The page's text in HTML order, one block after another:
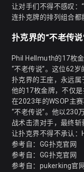
让对手们不得不感叹：“
连扑克牌的排列组合都
扑克界的“不老传
Phil Hellmuth的17枚
“不老传说”。这位62岁
扑克界的王座，永远属
他的17枚金牌，不仅是
在2023年的WSOP主
“不老传说”。他以230
战术击溃对手，最终斩
让扑克界不得不承认：
参考自： GG扑克官网
参考自： GG扑克官网
参考自： pukerking官网